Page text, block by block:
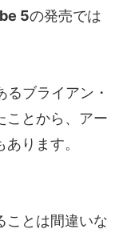
5の発売では
ブライアン・
ことから、アー
ります。
ことは間違いな